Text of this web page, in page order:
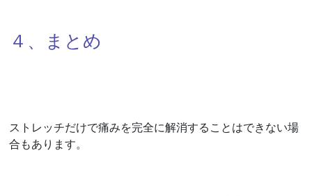
４、まとめ
ストレッチだけで痛みを完全に解消することはできない場
合もあります。